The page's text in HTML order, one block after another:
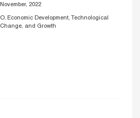
November, 2022
O. Economic Development, Technological
Change, and Growth